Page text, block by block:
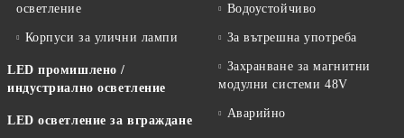
осветление
Корпуси за улични лампи
LED промишлено /
индустриално осветление
LED осветление за вграждане
Водоустойчиво
За вътрешна употреба
Захранване за магнитни
модулни системи 48V
Аварийно